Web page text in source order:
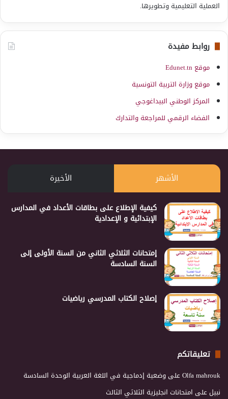
العملية التعليمية وتطويرها.
روابط مفيدة
موقع Edunet.tn
موقع وزارة التربية التونسية
المركز الوطني البيداغوجي
الفضاء الرقمي للمراجعة والتدارك
الأشهر الأخيرة
كيفية الإطلاع على بطاقات الأعداد في المدارس
الإبتدائية و الإعدادية
إمتحانات الثلاثي الثاني من السنة الأولى إلى
السنة السادسة
إصلاح الكتاب المدرسي رياضيات
تعليقاتكم
Olfa mahroukعلى وضعية إدماجية في اللغة العربية الوحدة السادسة
نبيلعلى امتحانات انجليزية الثلاثي الثالث